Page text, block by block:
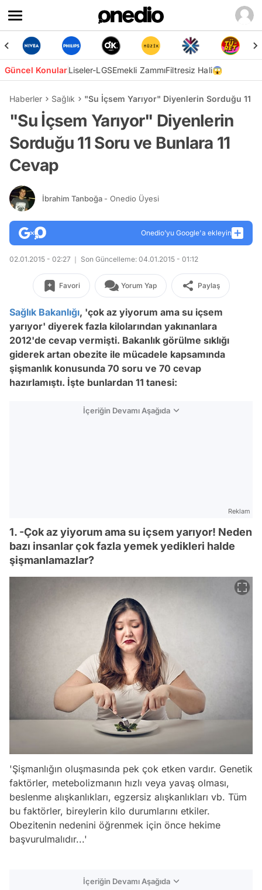
Güncel KonularLiseler-LGSEmekli ZammıFiltresiz Hali😱
Haberler Sağlık "Su İçsem Yarıyor" Diyenlerin Sorduğu 11
"Su İçsem Yarıyor" Diyenlerin
Sorduğu 11 Soru ve Bunlara 11
Cevap
İbrahim Tanboğa - Onedio Üyesi
Onedio’yu Google'a ekleyin
02.01.2015 - 02:27 Son Güncelleme: 04.01.2015 - 01:12
Favori Yorum Yap Paylaş
Sağlık Bakanlığı, 'çok az yiyorum ama su içsem
yarıyor' diyerek fazla kilolarından yakınanlara
2012'de cevap vermişti. Bakanlık görülme sıklığı
giderek artan obezite ile mücadele kapsamında
şişmanlık konusunda 70 soru ve 70 cevap
hazırlamıştı. İşte bunlardan 11 tanesi:
İçeriğin Devamı Aşağıda
Reklam
1. -Çok az yiyorum ama su içsem yarıyor! Neden
bazı insanlar çok fazla yemek yedikleri halde
şişmanlamazlar?
'Şişmanlığın oluşmasında pek çok etken vardır. Genetik
faktörler, metebolizmanın hızlı veya yavaş olması,
beslenme alışkanlıkları, egzersiz alışkanlıkları vb. Tüm
bu faktörler, bireylerin kilo durumlarını etkiler.
Obezitenin nedenini öğrenmek için önce hekime
başvurulmalıdır...'
İçeriğin Devamı Aşağıda